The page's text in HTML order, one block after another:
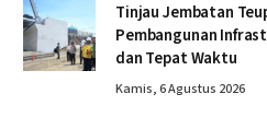
Tinjau Jembatan
Pembangunan
dan Tepat Waktu
Kamis, 6 Agustus 2026